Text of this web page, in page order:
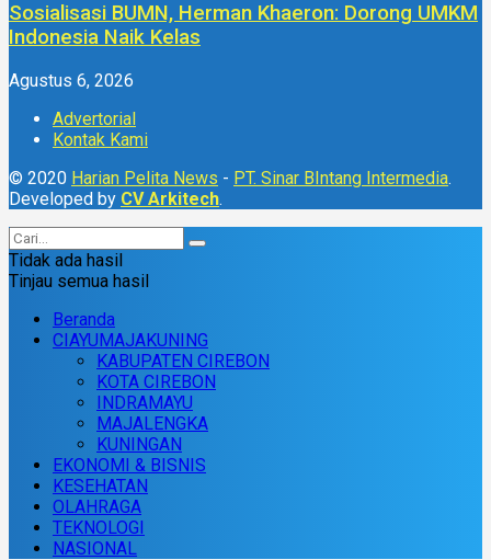
Sosialisasi BUMN, Herman Khaeron: Dorong UMKM
Indonesia Naik Kelas
Agustus 6, 2026
Advertorial
Kontak Kami
© 2020 Harian Pelita News - PT. Sinar BIntang Intermedia.
Developed by CV Arkitech.
Tidak ada hasil
Tinjau semua hasil
Beranda
CIAYUMAJAKUNING
KABUPATEN CIREBON
KOTA CIREBON
INDRAMAYU
MAJALENGKA
KUNINGAN
EKONOMI & BISNIS
KESEHATAN
OLAHRAGA
TEKNOLOGI
NASIONAL